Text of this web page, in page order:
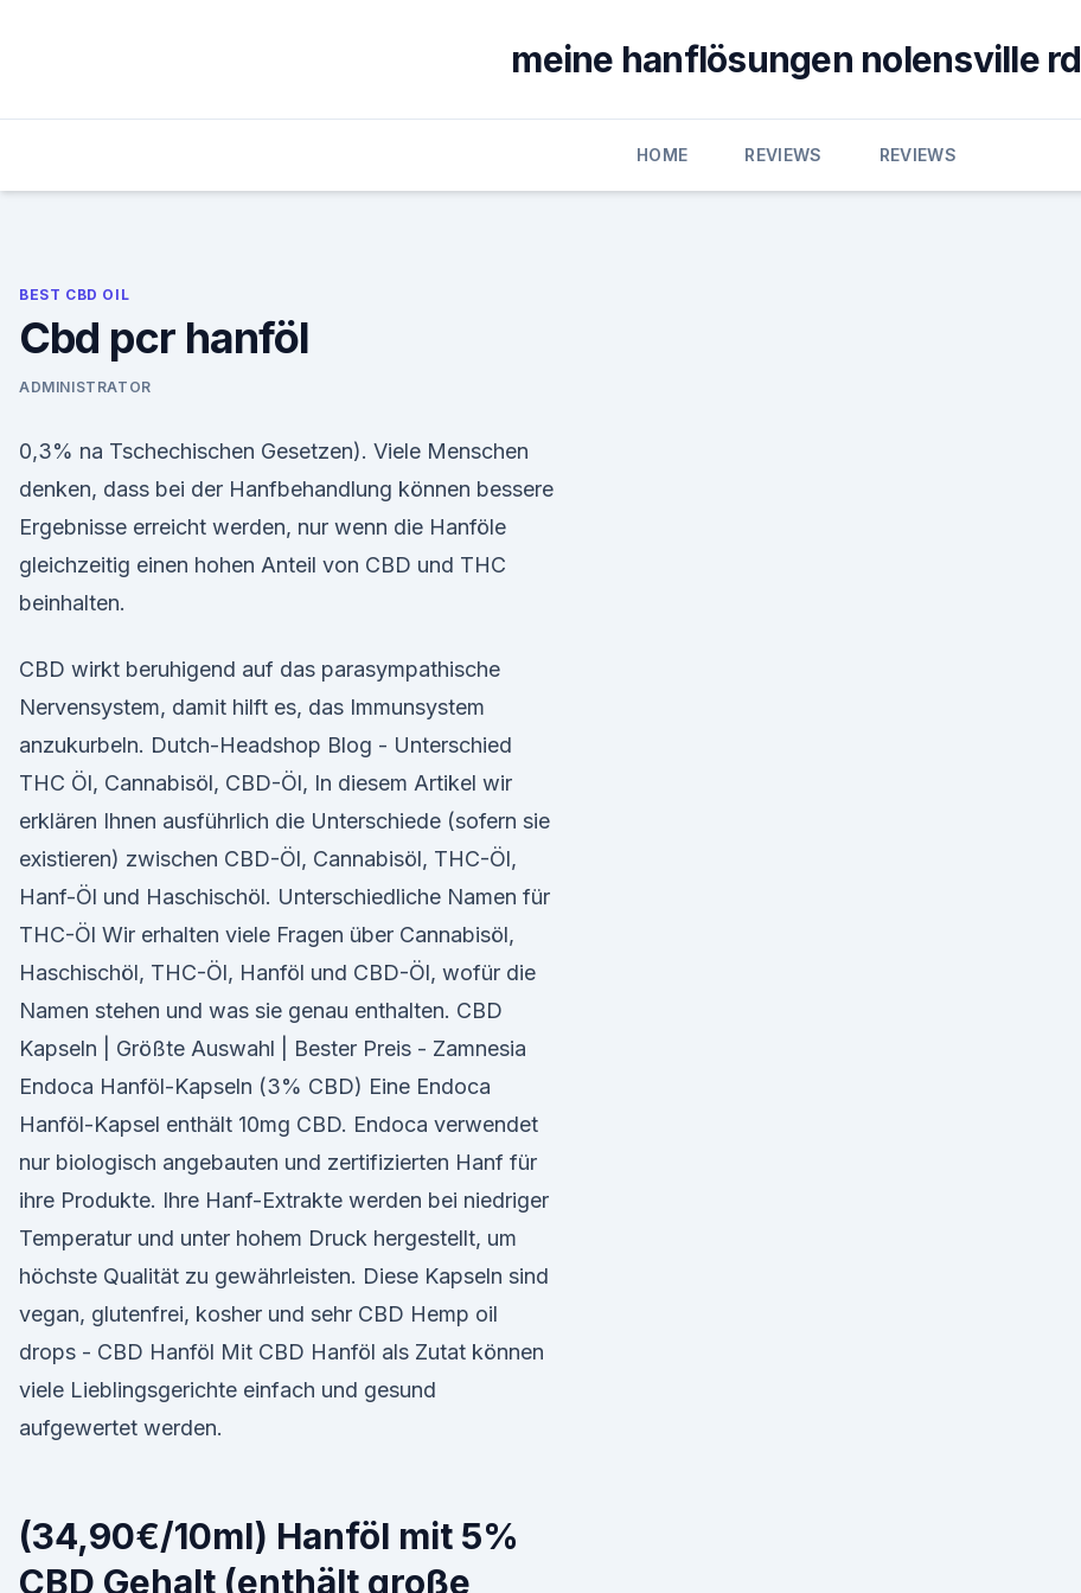
meine hanflösungen nolensville rd
HOME REVIEWS REVIEWS
BEST CBD OIL
Cbd pcr hanföl
ADMINISTRATOR
0,3% na Tschechischen Gesetzen). Viele Menschen
denken, dass bei der Hanfbehandlung können bessere
Ergebnisse erreicht werden, nur wenn die Hanföle
gleichzeitig einen hohen Anteil von CBD und THC
beinhalten.
CBD wirkt beruhigend auf das parasympathische
Nervensystem, damit hilft es, das Immunsystem
anzukurbeln. Dutch-Headshop Blog - Unterschied
THC Öl, Cannabisöl, CBD-Öl, In diesem Artikel wir
erklären Ihnen ausführlich die Unterschiede (sofern sie
existieren) zwischen CBD-Öl, Cannabisöl, THC-Öl,
Hanf-Öl und Haschischöl. Unterschiedliche Namen für
THC-Öl Wir erhalten viele Fragen über Cannabisöl,
Haschischöl, THC-Öl, Hanföl und CBD-Öl, wofür die
Namen stehen und was sie genau enthalten. CBD
Kapseln | Größte Auswahl | Bester Preis - Zamnesia
Endoca Hanföl-Kapseln (3% CBD) Eine Endoca
Hanföl-Kapsel enthält 10mg CBD. Endoca verwendet
nur biologisch angebauten und zertifizierten Hanf für
ihre Produkte. Ihre Hanf-Extrakte werden bei niedriger
Temperatur und unter hohem Druck hergestellt, um
höchste Qualität zu gewährleisten. Diese Kapseln sind
vegan, glutenfrei, kosher und sehr CBD Hemp oil
drops - CBD Hanföl Mit CBD Hanföl als Zutat können
viele Lieblingsgerichte einfach und gesund
aufgewertet werden.
(34,90€/10ml) Hanföl mit 5%
CBD Gehalt (enthält große